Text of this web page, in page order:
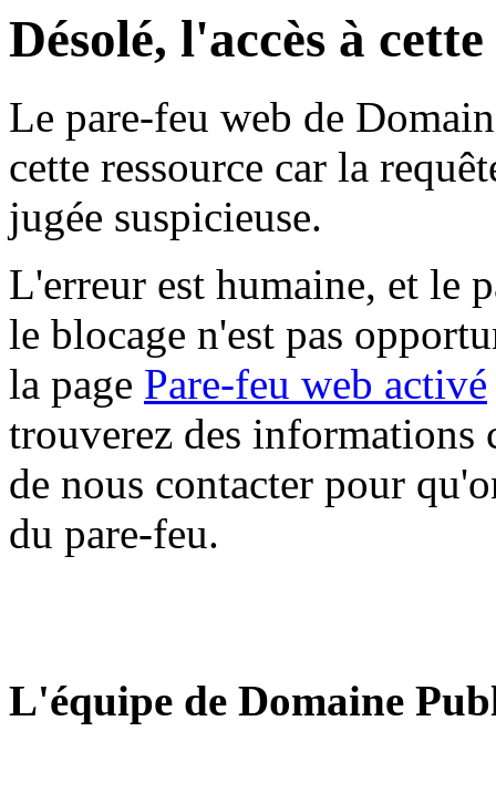
Désolé, l'accès à
Le pare-feu web de
cette ressource car la
jugée suspicieuse.
L'erreur est humaine, et le
le blocage n'est pas
la page Pare-feu web activé
trouverez des informations
de nous contacter pour
du pare-feu.
L'équipe de Domaine